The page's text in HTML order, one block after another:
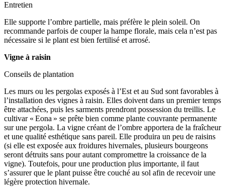
Entretien
Elle supporte l’ombre partielle, mais préfère le plein soleil. On
recommande parfois de couper la hampe florale, mais cela n’est pas
nécessaire si le plant est bien fertilisé et arrosé.
Vigne à raisin
Conseils de plantation
Les murs ou les pergolas exposés à l’Est et au Sud sont favorables à
l’installation des vignes à raisin. Elles doivent dans un premier temps
être attachées, puis les sarments prendront possession du treillis. Le
cultivar « Eona » se prête bien comme plante couvrante permanente
sur une pergola. La vigne créant de l’ombre apportera de la fraîcheur
et une qualité esthétique sans pareil. Elle produira un peu de raisins
(si elle est exposée aux froidures hivernales, plusieurs bourgeons
seront détruits sans pour autant compromettre la croissance de la
vigne). Toutefois, pour une production plus importante, il faut
s’assurer que le plant puisse être couché au sol afin de recevoir une
légère protection hivernale.